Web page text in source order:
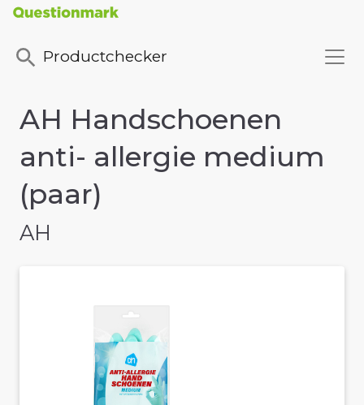
Productchecker
AH Handschoenen
anti- allergie medium
(paar)
AH